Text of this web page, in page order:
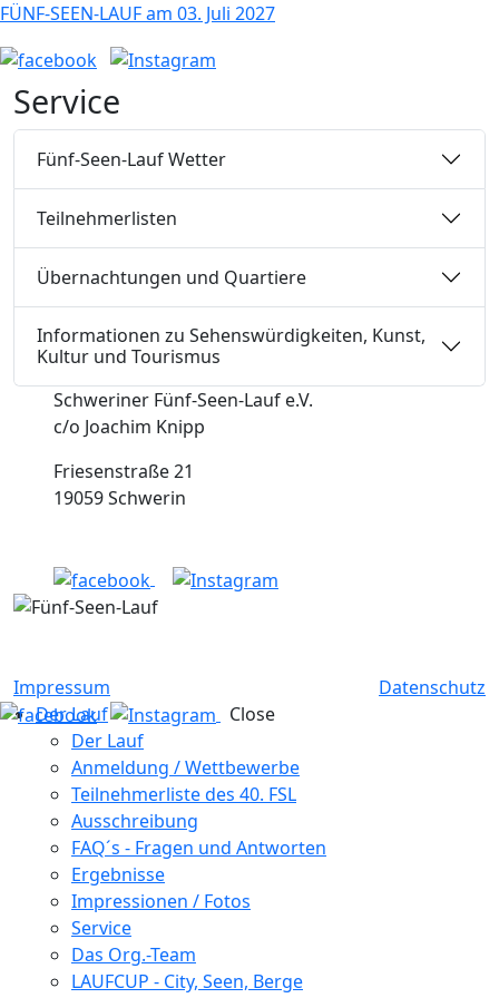
FÜNF-SEEN-LAUFam 03. Juli 2027
Service
Fünf-Seen-Lauf Wetter
Teilnehmerlisten
Übernachtungen und Quartiere
Informationen zu Sehenswürdigkeiten, Kunst,
Kultur und Tourismus
Schweriner Fünf-Seen-Lauf e.V.
c/o Joachim Knipp
Friesenstraße 21
19059 Schwerin
Impressum
Datenschutz
Close
Der Lauf
Der Lauf
Anmeldung / Wettbewerbe
Teilnehmerliste des 40. FSL
Ausschreibung
FAQ´s - Fragen und Antworten
Ergebnisse
Impressionen / Fotos
Service
Das Org.-Team
LAUFCUP - City, Seen, Berge